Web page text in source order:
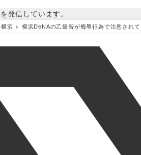
発信しています。
横浜 横浜DeNAの乙坂智が侮辱行為で注意され